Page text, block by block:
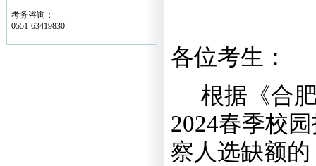
考务咨询：
0551-63419830
各位考生：
根据《合
2024春季校
察人选缺额的